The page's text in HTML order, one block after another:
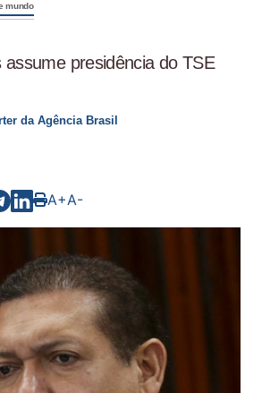
mundo
assume presidência do TSE
da Agência Brasil
A+A-